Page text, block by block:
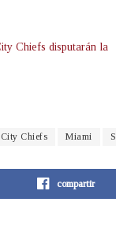
Chiefs disputarán la
Chiefs Miami
compartir